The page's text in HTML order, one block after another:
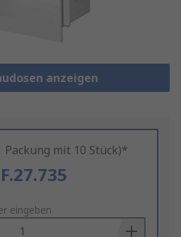
anzeigen
Packung mit 10 Stück)*
eingeben